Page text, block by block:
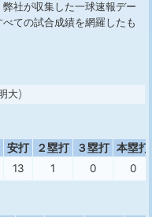
社が収集した一球速報デー
ての試合成績を網羅したも
大)
安打 ２塁打 ３塁打 本塁打
13 1 0 0